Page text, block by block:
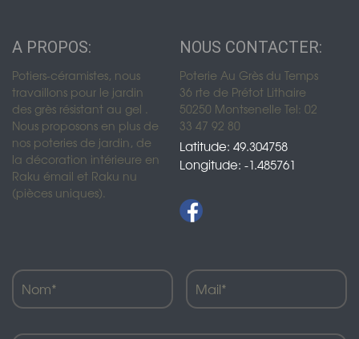
A PROPOS:
Potiers-céramistes, nous
travaillons pour le jardin
des grès résistant au gel .
Nous proposons en plus de
nos poteries de jardin, de
la décoration intérieure en
Raku émail et Raku nu
(pièces uniques).
NOUS CONTACTER:
Poterie Au Grès du Temps
36 rte de Prétot Lithaire
50250 Montsenelle Tel: 02
33 47 92 80
Latitude: 49.304758
Longitude: -1.485761